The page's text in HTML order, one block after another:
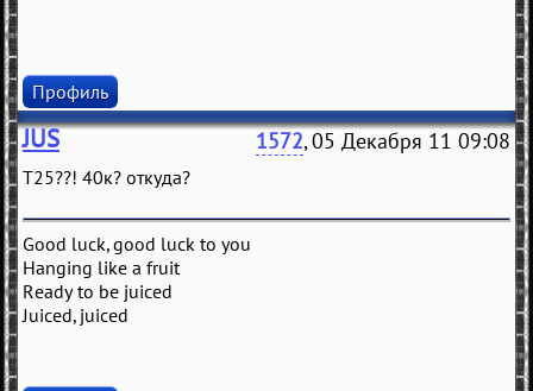
Профиль
JUS 1572, 05 Декабря 11 09:08
Т25??! 40к? откуда?
Good luck, good luck to you
Hanging like a fruit
Ready to be juiced
Juiced, juiced